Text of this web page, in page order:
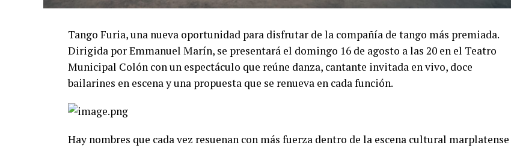
Tango Furia, una nueva oportunidad para disfrutar de la compañía de tango más premiada.
Dirigida por Emmanuel Marín, se presentará el domingo 16 de agosto a las 20 en el Teatro
Municipal Colón con un espectáculo que reúne danza, cantante invitada en vivo, doce
bailarines en escena y una propuesta que se renueva en cada función.
Hay nombres que cada vez resuenan con más fuerza dentro de la escena cultural marplatense